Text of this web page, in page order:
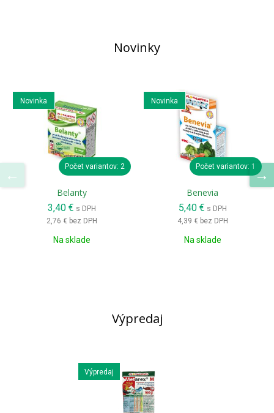
Novinky
Novinka
Počet variantov: 2
Belanty
3,40 € s DPH
2,76 € bez DPH
Na sklade
Novinka
Počet variantov: 1
Benevia
5,40 € s DPH
4,39 € bez DPH
Na sklade
Výpredaj
Výpredaj